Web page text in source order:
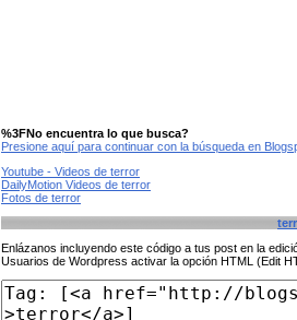
%3FNo encuentra lo que busca?
Presione aquí para continuar con la búsqueda en
Youtube - Videos de terror
DailyMotion Videos de terror
Fotos de terror
Enlázanos incluyendo este código a tus post en la
Usuarios de Wordpress activar la opción HTML (Edit